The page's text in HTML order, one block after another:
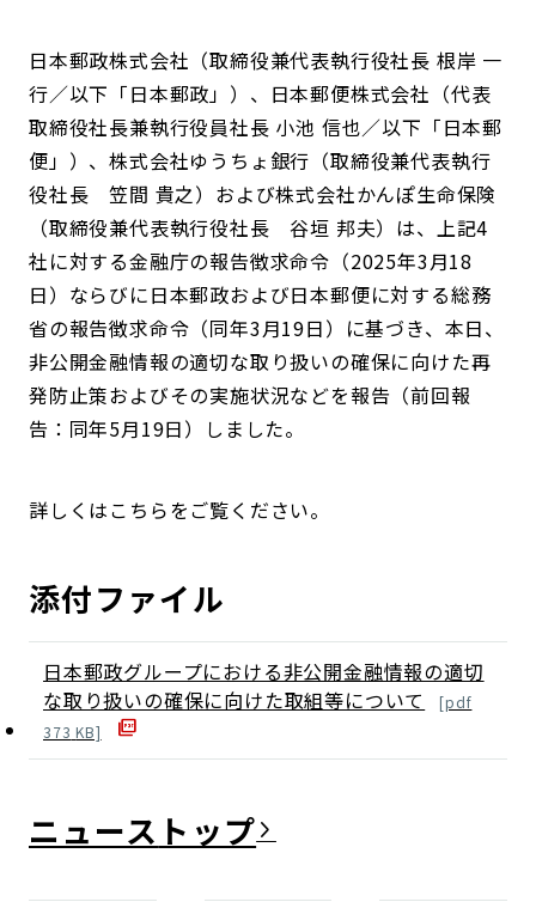
日本郵政株式会社（取締役兼代表執行役社長 根岸 一
行／以下「日本郵政」）、日本郵便株式会社（代表
取締役社長兼執行役員社長 小池 信也／以下「日本郵
便」）、株式会社ゆうちょ銀行（取締役兼代表執行
役社長 笠間 貴之）および株式会社かんぽ生命保険
（取締役兼代表執行役社長 谷垣 邦夫）は、上記4
社に対する金融庁の報告徴求命令（2025年3月18
日）ならびに日本郵政および日本郵便に対する総務
省の報告徴求命令（同年3月19日）に基づき、本日、
非公開金融情報の適切な取り扱いの確保に向けた再
発防止策およびその実施状況などを報告（前回報
告：同年5月19日）しました。
詳しくはこちらをご覧ください。
添付ファイル
日本郵政グループにおける非公開金融情報の適切
な取り扱いの確保に向けた取組等について
[pdf
373 KB]
ニュース